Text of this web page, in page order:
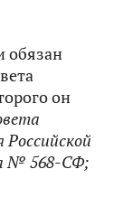
обязан
он
Российской
№ 568-СФ;